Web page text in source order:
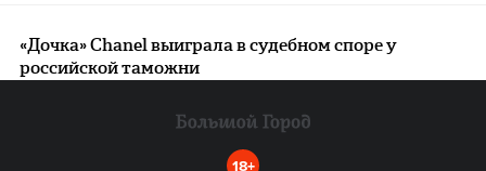
«Дочка» Chanel выиграла в судебном споре у
российской таможни
18+